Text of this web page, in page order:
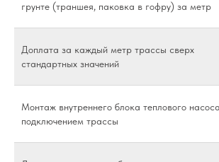
грунте (траншея, паковка в гофру) за метр
Доплата за каждый метр трассы сверх
стандартных значений
Монтаж внутреннего блока теплового
подключением трассы